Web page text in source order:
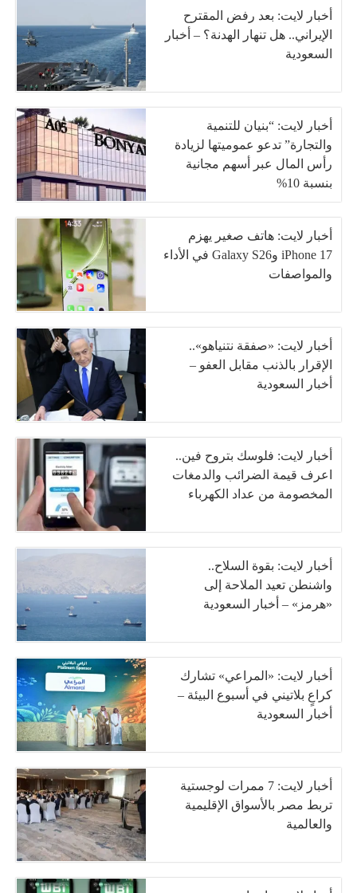
أخبار لايت: بعد رفض المقترح
الإيراني.. هل تنهار الهدنة؟ – أخبار
السعودية
أخبار لايت: “بنيان للتنمية
والتجارة” تدعو عموميتها لزيادة
رأس المال عبر أسهم مجانية
بنسبة 10%
أخبار لايت: هاتف صغير يهزم
iPhone 17 وGalaxy S26 في الأداء
والمواصفات
أخبار لايت: «صفقة نتنياهو»..
الإقرار بالذنب مقابل العفو –
أخبار السعودية
أخبار لايت: فلوسك بتروح فين..
اعرف قيمة الضرائب والدمغات
المخصومة من عداد الكهرباء
أخبار لايت: بقوة السلاح..
واشنطن تعيد الملاحة إلى
«هرمز» – أخبار السعودية
أخبار لايت: «المراعي» تشارك
كراعٍ بلاتيني في أسبوع البيئة –
أخبار السعودية
أخبار لايت: 7 ممرات لوجستية
تربط مصر بالأسواق الإقليمية
والعالمية